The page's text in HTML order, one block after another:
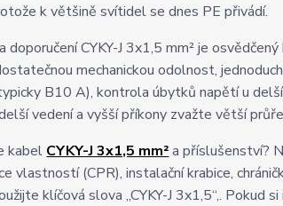
k většině svítidel se dnes PE přivádí.
doporučení CYKY-J 3x1,5 mm² je
mechanickou odolnost,
B10 A), kontrola úbytků napětí u
vedení a vyšší příkony zvažte větší
kabel CYKY-J 3x1,5 mm²a příslušenství?
vlastností (CPR), instalační krabice,
klíčová slova „CYKY-J 3x1,5“,.